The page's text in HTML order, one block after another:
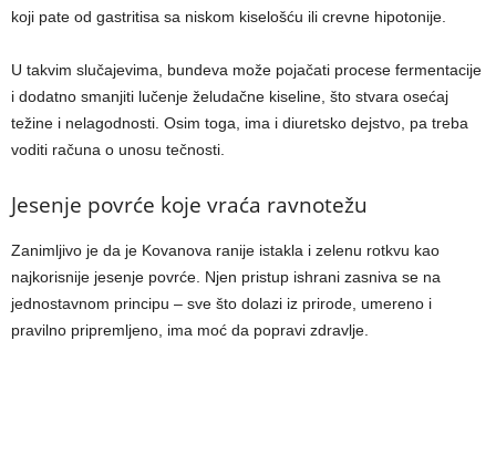
koji pate od gastritisa sa niskom kiselošću ili crevne hipotonije.
U takvim slučajevima, bundeva može pojačati procese fermentacije
i dodatno smanjiti lučenje želudačne kiseline, što stvara osećaj
težine i nelagodnosti. Osim toga, ima i diuretsko dejstvo, pa treba
voditi računa o unosu tečnosti.
Jesenje povrće koje vraća ravnotežu
Zanimljivo je da je Kovanova ranije istakla i zelenu rotkvu kao
najkorisnije jesenje povrće. Njen pristup ishrani zasniva se na
jednostavnom principu – sve što dolazi iz prirode, umereno i
pravilno pripremljeno, ima moć da popravi zdravlje.